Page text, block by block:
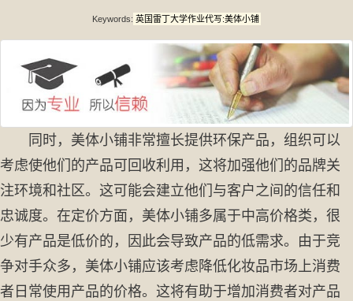
Keywords: 英国雷丁大学作业代写:美体小铺
同时，美体小铺非常擅长提供环保产品，组织可以
考虑使他们的产品可回收利用，这将加强他们的品牌关
注环境和社区。这可能会建立他们与客户之间的信任和
忠诚度。在定价方面，美体小铺多属于中高价格类，很
少有产品是低价的，因此会导致产品的低需求。由于竞
争对手众多，美体小铺应该考虑降低化妆品市场上消费
者日常使用产品的价格。这将有助于增加消费者对产品